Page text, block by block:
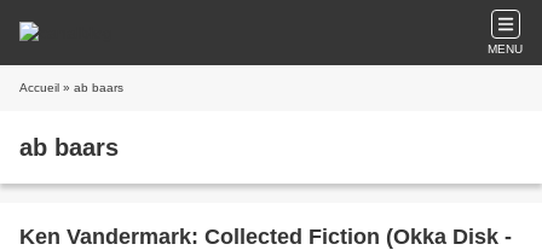
MENU
Accueil » ab baars
ab baars
Ken Vandermark: Collected Fiction (Okka Disk -